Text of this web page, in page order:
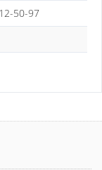
50-97